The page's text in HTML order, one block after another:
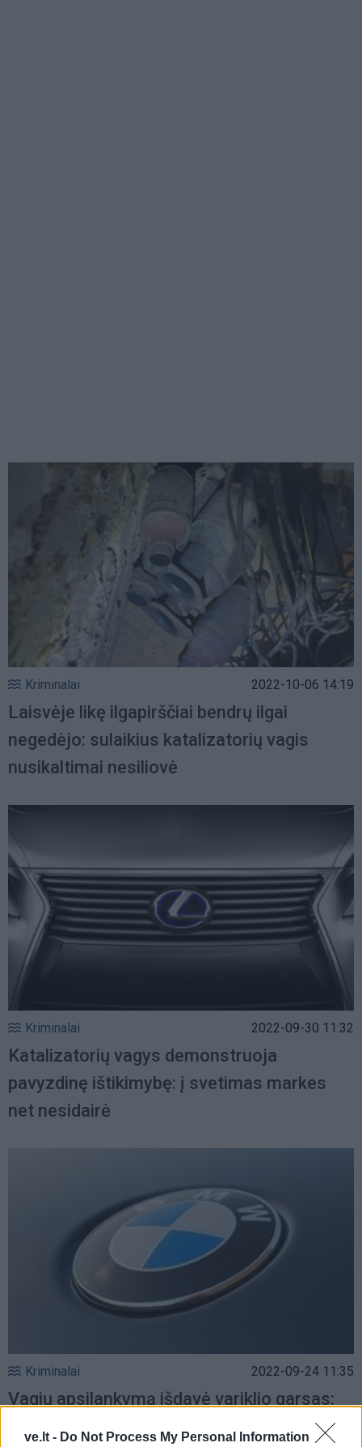
ve.lt - Do Not Process My Personal Information
Kriminalai 2022-10-06 14:19
Laisvėje likę ilgapirščiai bendrų ilgai
negedėjo: sulaikius katalizatorių vagis
nusikaltimai nesiliovė
Kriminalai 2022-09-30 11:32
Katalizatorių vagys demonstruoja
pavyzdinę ištikimybę: į svetimas markes
net nesidairė
Kriminalai 2022-09-24 11:35
Vagių apsilankymą išdavė variklio garsas: